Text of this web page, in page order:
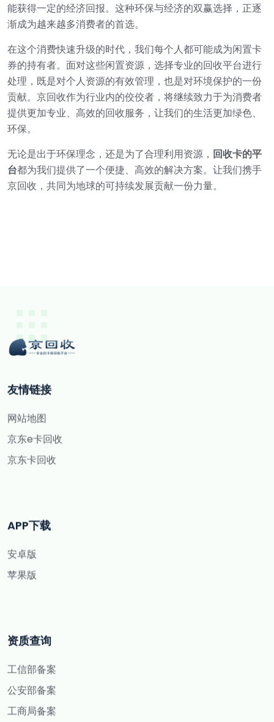
能获得一定的经济回报。这种环保与经济的双赢选择，正逐
渐成为越来越多消费者的首选。
在这个消费快速升级的时代，我们每个人都可能成为闲置卡
券的持有者。面对这些闲置资源，选择专业的回收平台进行
处理，既是对个人资源的有效管理，也是对环境保护的一份
贡献。京回收作为行业内的佼佼者，将继续致力于为消费者
提供更加专业、高效的回收服务，让我们的生活更加绿色、
环保。
无论是出于环保理念，还是为了合理利用资源， 回收卡的平
台都为我们提供了一个便捷、高效的解决方案。让我们携手
京回收，共同为地球的可持续发展贡献一份力量。
友情链接
网站地图
京东e卡回收
京东卡回收
APP下载
安卓版
苹果版
资质查询
工信部备案
公安部备案
工商局备案